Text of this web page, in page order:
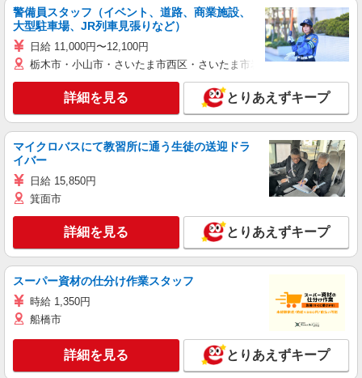
警備員スタッフ（イベント、道路、商業施設、
大型駐車場、JR列車見張りなど）
日給 11,000円〜12,100円
栃木市・小山市・さいたま市西区・さいたま市岩槻区・久喜市・蓮田
詳細を見る とりあえずキープ
マイクロバスにて教習所に通う生徒の送迎ドラ
イバー
日給 15,850円
箕面市
詳細を見る とりあえずキープ
スーパー資材の仕分け作業スタッフ
時給 1,350円
船橋市
詳細を見る とりあえずキープ